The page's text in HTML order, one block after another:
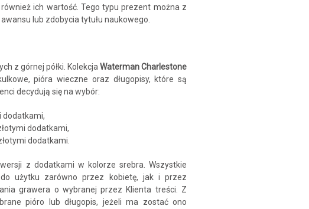
ich wartość. Tego typu prezent można z
lub zdobycia tytułu naukowego.
z górnej półki. Kolekcja Waterman Charlestone
pióra wieczne oraz długopisy, które są
decydują się na wybór:
dodatkami,
dodatkami,
dodatkami.
z dodatkami w kolorze srebra. Wszystkie
użytku zarówno przez kobietę, jak i przez
grawera o wybranej przez Klienta treści. Z
pióro lub długopis, jeżeli ma zostać ono